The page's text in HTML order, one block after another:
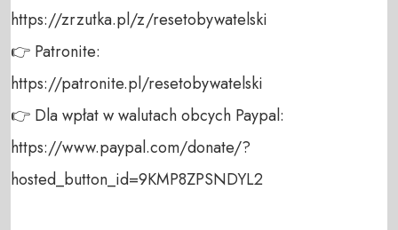
https://zrzutka.pl/z/resetobywatelski
👉 Patronite:
https://patronite.pl/resetobywatelski
👉 Dla wpłat w walutach obcych Paypal:
https://www.paypal.com/donate/?
hosted_button_id=9KMP8ZPSNDYL2